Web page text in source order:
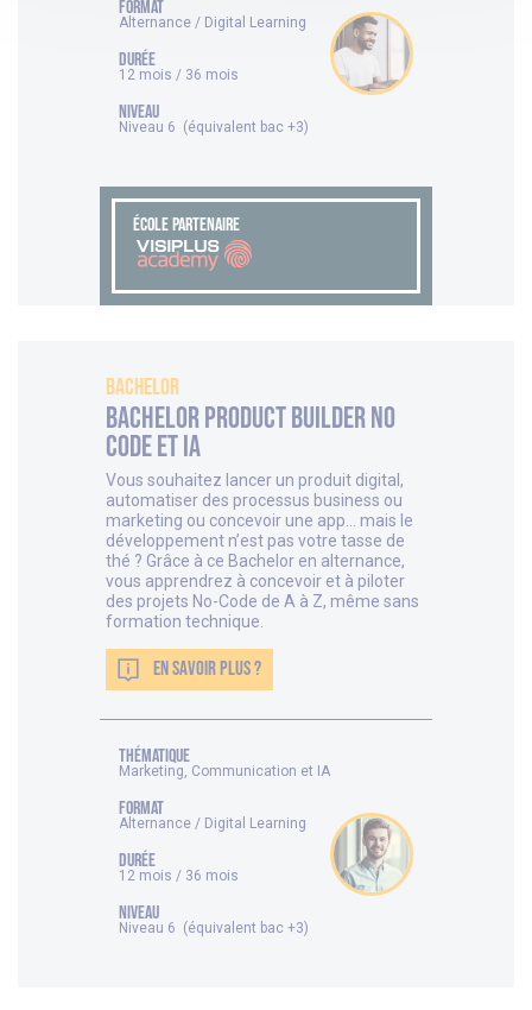
FORMAT
Alternance / Digital Learning
DURÉE
12 mois / 36 mois
NIVEAU
Niveau 6 (équivalent bac +3)
ÉCOLE PARTENAIRE
Bachelor
Bachelor Product Builder No
Code et IA
Vous souhaitez lancer un produit digital,
automatiser des processus business ou
marketing ou concevoir une app… mais le
développement n’est pas votre tasse de
thé ? Grâce à ce Bachelor en alternance,
vous apprendrez à concevoir et à piloter
des projets No-Code de A à Z, même sans
formation technique.
EN SAVOIR PLUS ?
thématique
Marketing, Communication et IA
FORMAT
Alternance / Digital Learning
DURÉE
12 mois / 36 mois
NIVEAU
Niveau 6 (équivalent bac +3)